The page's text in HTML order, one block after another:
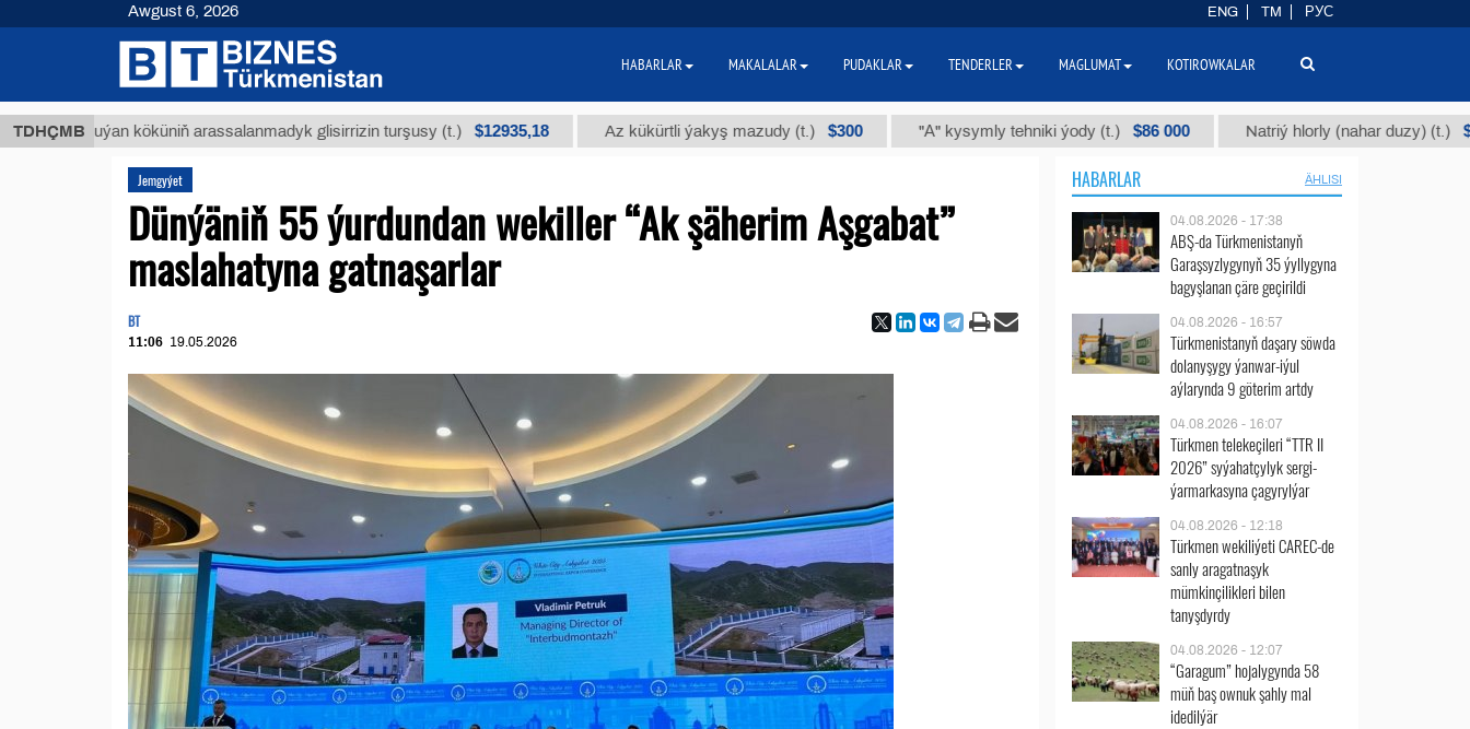
TDHÇMB
Buýan köküniň arassalanmadyk glisirrizin turşusy (t.) $12935,18 Az kükürtli ýakyş mazudy (t.) $300 "А" kysymly tehniki ýody (t.) $86 000 Natriý hlorly (nahar duzy) (t.) $40
Jemgyýet
Dünýäniň 55 ýurdundan wekiller “Ak şäherim Aşgabat”
maslahatyna gatnaşarlar
BT
11:06 19.05.2026
HABARLAR ÄHLISI
04.08.2026 - 17:38
ABŞ-da Türkmenistanyň
Garaşsyzlygynyň 35 ýyllygyna
bagyşlanan çäre geçirildi
04.08.2026 - 16:57
Türkmenistanyň daşary söwda
dolanyşygy ýanwar-iýul
aýlarynda 9 göterim artdy
04.08.2026 - 16:07
Türkmen telekeçileri “TTR II
2026” syýahatçylyk sergi-
ýarmarkasyna çagyrylýar
04.08.2026 - 12:18
Türkmen wekiliýeti CAREC-de
sanly aragatnaşyk
mümkinçilikleri bilen
tanyşdyrdy
04.08.2026 - 12:07
“Garagum” hojalygynda 58
müň baş ownuk şahly mal
idedilýär
Awgust 6, 2026 ENG TM РУС
HABARLAR MAKALALAR PUDAKLAR TENDERLER MAGLUMAT KOTIROWKALAR